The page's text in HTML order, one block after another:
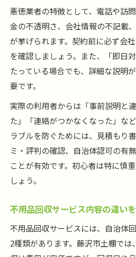
悪徳業者の特徴として、電話や訪
金の不透明さ、会社情報の不記載
が挙げられます。契約前に必ず会
を確認しましょう。また、「即日
たっている場合でも、詳細な説明
要です。
実際の利用者からは「事前説明と
た」「連絡がつかなくなった」な
ラブルを防ぐためには、見積もり
ミ・評判の確認、自治体認可の有
ことが有効です。初心者は特に慎
しょう。
不用品回収サービス内容の違い
不用品回収サービスには、自治体
2種類があります。藤沢市土棚で